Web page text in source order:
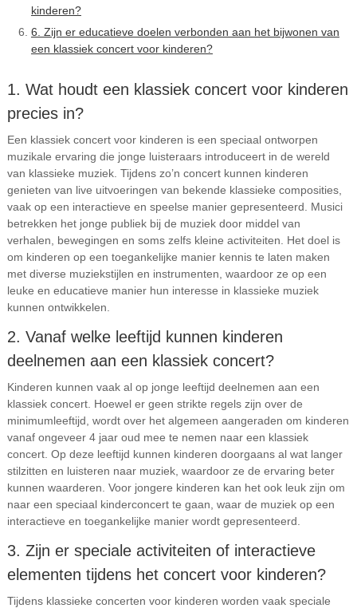
kinderen?
6. Zijn er educatieve doelen verbonden aan het bijwonen van
een klassiek concert voor kinderen?
1. Wat houdt een klassiek concert voor kinderen
precies in?
Een klassiek concert voor kinderen is een speciaal ontworpen
muzikale ervaring die jonge luisteraars introduceert in de wereld
van klassieke muziek. Tijdens zo’n concert kunnen kinderen
genieten van live uitvoeringen van bekende klassieke composities,
vaak op een interactieve en speelse manier gepresenteerd. Musici
betrekken het jonge publiek bij de muziek door middel van
verhalen, bewegingen en soms zelfs kleine activiteiten. Het doel is
om kinderen op een toegankelijke manier kennis te laten maken
met diverse muziekstijlen en instrumenten, waardoor ze op een
leuke en educatieve manier hun interesse in klassieke muziek
kunnen ontwikkelen.
2. Vanaf welke leeftijd kunnen kinderen
deelnemen aan een klassiek concert?
Kinderen kunnen vaak al op jonge leeftijd deelnemen aan een
klassiek concert. Hoewel er geen strikte regels zijn over de
minimumleeftijd, wordt over het algemeen aangeraden om kinderen
vanaf ongeveer 4 jaar oud mee te nemen naar een klassiek
concert. Op deze leeftijd kunnen kinderen doorgaans al wat langer
stilzitten en luisteren naar muziek, waardoor ze de ervaring beter
kunnen waarderen. Voor jongere kinderen kan het ook leuk zijn om
naar een speciaal kinderconcert te gaan, waar de muziek op een
interactieve en toegankelijke manier wordt gepresenteerd.
3. Zijn er speciale activiteiten of interactieve
elementen tijdens het concert voor kinderen?
Tijdens klassieke concerten voor kinderen worden vaak speciale